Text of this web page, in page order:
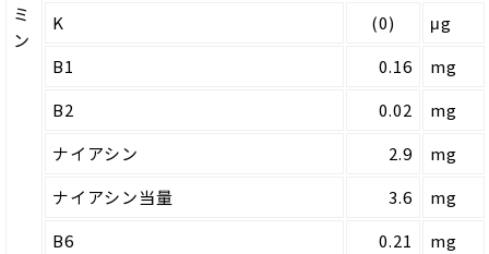
ミ
ン
K
(0)
μg
B1
0.16
mg
B2
0.02
mg
ナイアシン
2.9
mg
ナイアシン当量
3.6
mg
B6
0.21
mg